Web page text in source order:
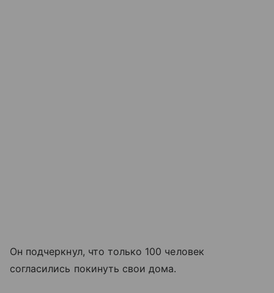
Он подчеркнул, что только 100 человек
согласились покинуть свои дома.